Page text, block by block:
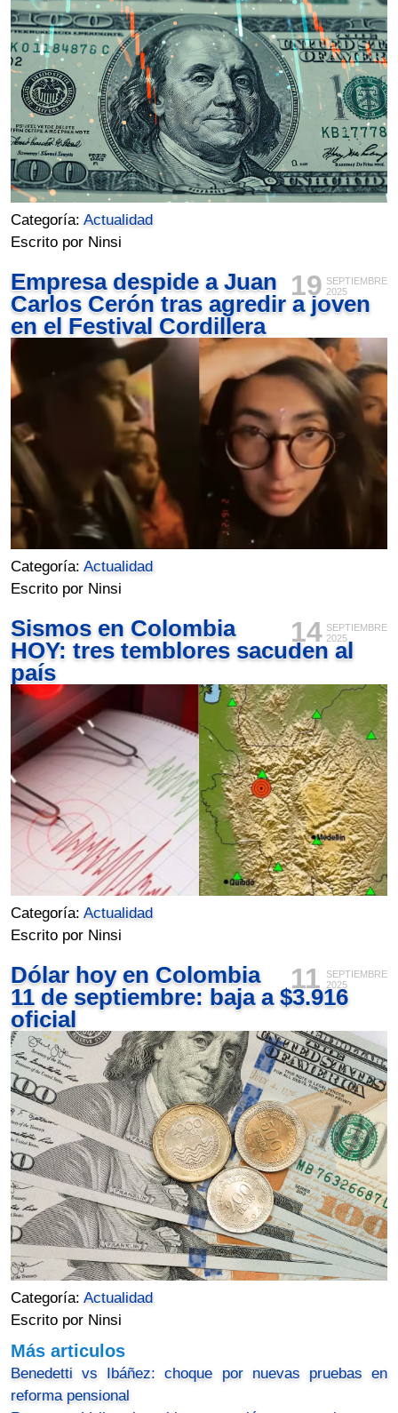
Categoría:Actualidad
Escrito por Ninsi
19 SEPTIEMBRE
2025
Empresa despide a Juan
Carlos Cerón tras agredir a joven
en el Festival Cordillera
Categoría:Actualidad
Escrito por Ninsi
14 SEPTIEMBRE
2025
Sismos en Colombia
HOY: tres temblores sacuden al
país
Categoría:Actualidad
Escrito por Ninsi
11
SEPTIEMBRE
2025
Dólar hoy en Colombia
11 de septiembre: baja a $3.916
oficial
Categoría:Actualidad
Escrito por Ninsi
Más articulos
Benedetti vs Ibáñez: choque por nuevas pruebas en
reforma pensional